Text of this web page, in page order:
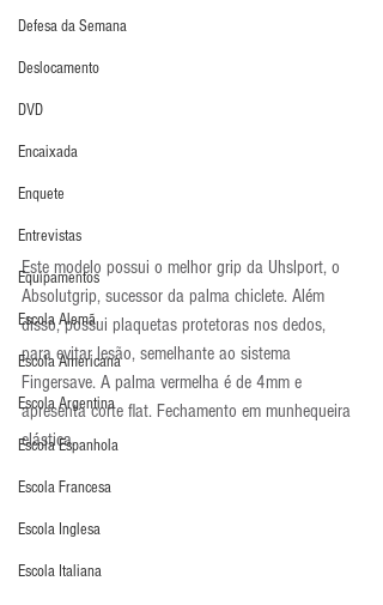
Defesa da Semana
Deslocamento
DVD
Encaixada
Enquete
Entrevistas
Equipamentos
Escola Alemã
Escola Americana
Escola Argentina
Escola Espanhola
Escola Francesa
Escola Inglesa
Escola Italiana
Este modelo possui o melhor grip da Uhslport, o
Absolutgrip, sucessor da palma chiclete. Além
disso, possui plaquetas protetoras nos dedos,
para evitar lesão, semelhante ao sistema
Fingersave. A palma vermelha é de 4mm e
apresenta corte flat. Fechamento em munhequeira
elástica.